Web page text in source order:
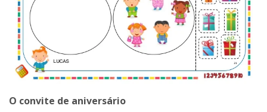
O convite de aniversário